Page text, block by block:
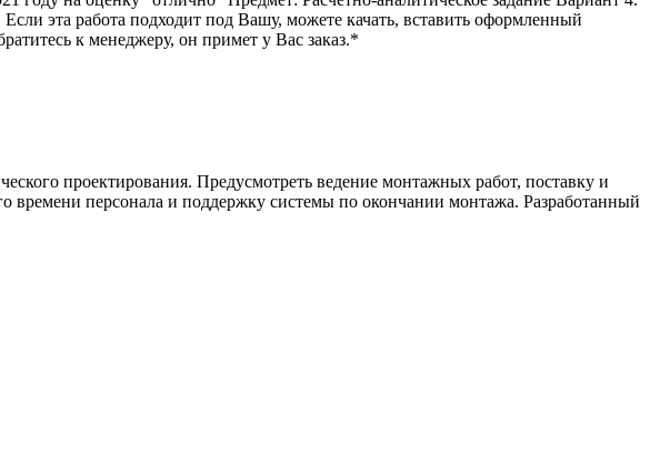
эта работа подходит под Вашу, можете качать, вставить оформленный
к менеджеру, он примет у Вас заказ.*
проектирования. Предусмотреть ведение монтажных работ, поставку и
времени персонала и поддержку системы по окончании монтажа. Разработанный